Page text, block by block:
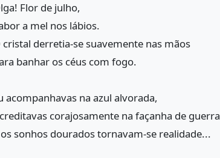
Flor de julho,
a mel nos lábios.
cristal derretia-se suavemente nas mãos
banhar os céus com fogo.
acompanhavas na azul alvorada,
corajosamente na façanha de guerra
os sonhos dourados tornavam-se realidade...